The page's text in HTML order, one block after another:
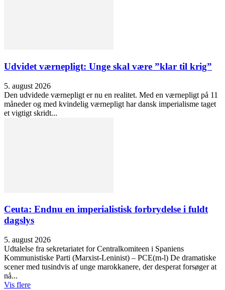
Udvidet værnepligt: Unge skal være ”klar til krig”
5. august 2026
Den udvidede værnepligt er nu en realitet. Med en værnepligt på 11
måneder og med kvindelig værnepligt har dansk imperialisme taget
et vigtigt skridt...
Ceuta: Endnu en imperialistisk forbrydelse i fuldt
dagslys
5. august 2026
Udtalelse fra sekretariatet for Centralkomiteen i Spaniens
Kommunistiske Parti (Marxist-Leninist) – PCE(m-l) De dramatiske
scener med tusindvis af unge marokkanere, der desperat forsøger at
nå...
Vis flere